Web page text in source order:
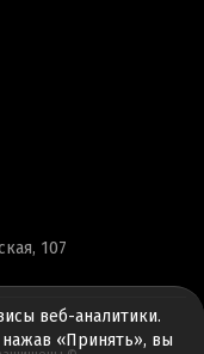
107
веб-аналитики.
«Принять», вы